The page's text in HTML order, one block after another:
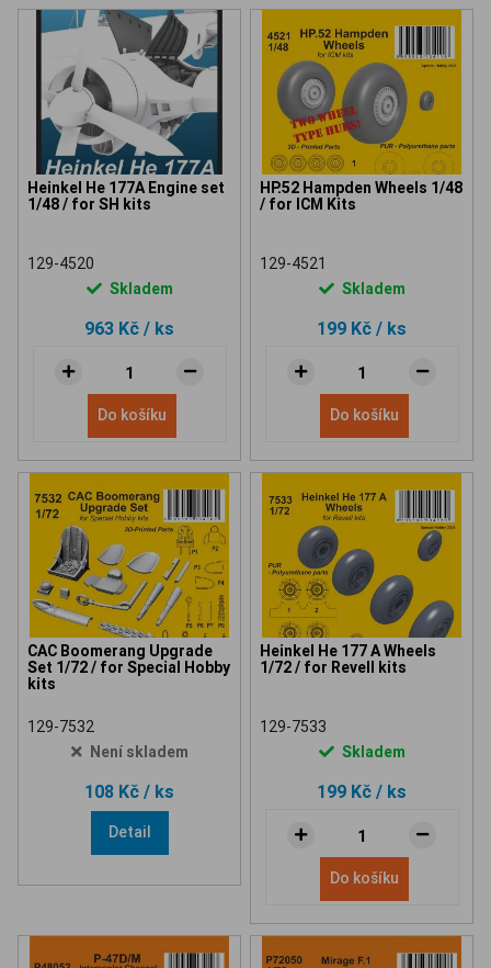
Heinkel He 177A Engine set
1/48 / for SH kits
129-4520
Skladem
963 Kč / ks
Do košíku
HP.52 Hampden Wheels 1/48
/ for ICM Kits
129-4521
Skladem
199 Kč / ks
Do košíku
CAC Boomerang Upgrade
Set 1/72 / for Special Hobby
kits
129-7532
Není skladem
108 Kč / ks
Detail
Heinkel He 177 A Wheels
1/72 / for Revell kits
129-7533
Skladem
199 Kč / ks
Do košíku